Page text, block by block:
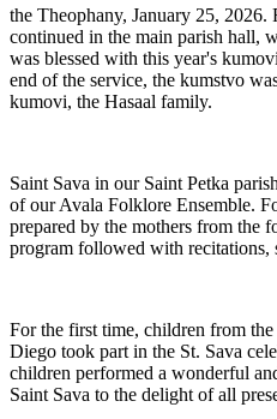
the Theophany, January 25,
continued in the main parish hall,
was blessed with this year's
end of the service, the kumstvo
kumovi, the Hasaal family.
Saint Sava in our Saint Petka
of our Avala Folklore Ensemble.
prepared by the mothers from the
program followed with recitations,
For the first time, children from
Diego took part in the St. Sava
children performed a wonderful
Saint Sava to the delight of all